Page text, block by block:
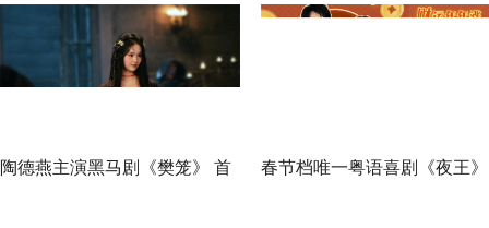
陶德燕主演黑马剧《樊笼》 首 春节档唯一粤语喜剧《夜王》